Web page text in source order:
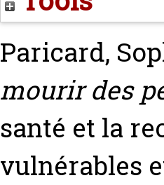
Paricard,
mourir des
santé et la
vulnérables